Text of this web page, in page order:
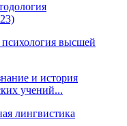
высшей
и история
учений...
лингвистика